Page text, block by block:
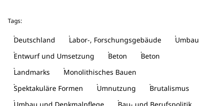
Tags:
Deutschland Labor-, Forschungsgebäude
Umbau
Entwurf und Umsetzung
Beton
Beton
Landmarks
Monolithisches Bauen
Spektakuläre Formen
Umnutzung
Brutalismus